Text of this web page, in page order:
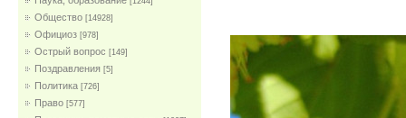
Общество [14928]
Официоз [978]
Острый вопрос [149]
Поздравления [5]
Политика [726]
Право [577]